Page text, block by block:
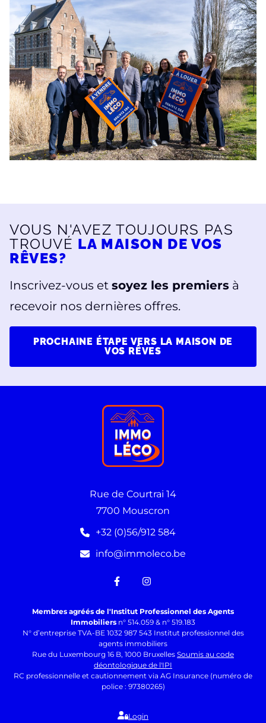
VOUS N'AVEZ TOUJOURS PAS
TROUVÉ LA MAISON DE VOS
RÊVES?
Inscrivez-vous et soyez les premiers à
recevoir nos dernières offres.
PROCHAINE ÉTAPE VERS LA MAISON DE
VOS RÊVES
Rue de Courtrai 14
7700 Mouscron
+32 (0)56/912 584
info@immoleco.be
Membres agréés de l'Institut Professionnel des Agents
Immobiliers n° 514.059 & n° 519.183
N° d’entreprise TVA-BE 1032 987 543 Institut professionnel des
agents immobiliers
Rue du Luxembourg 16 B, 1000 Bruxelles Soumis au code
déontologique de l'IPI
RC professionnelle et cautionnement via AG Insurance (numéro de
police : 97380265)
Login